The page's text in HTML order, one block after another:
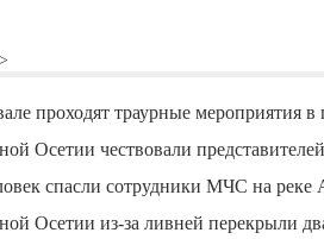
проходят траурные мероприятия в
Осетии чествовали
спасли сотрудники МЧС на реке
Осетии из-за ливней перекрыли